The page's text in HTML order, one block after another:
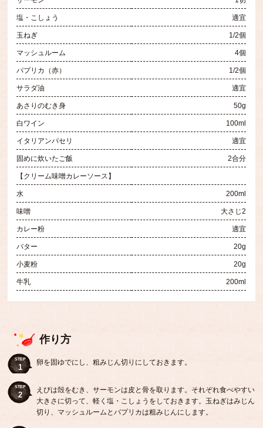
塩・こしょう 適宜
玉ねぎ 1/2個
マッシュルーム 4個
パプリカ（赤） 1/2個
サラダ油 適宜
あさりのむき身 50g
白ワイン 100ml
イタリアンパセリ 適宜
固めに炊いたご飯 2合分
【クリーム味噌カレーソース】
水 200ml
味噌 大さじ2
カレー粉 適宜
バター 20g
小麦粉 20g
牛乳 200ml
作り方
STEP
1
卵を固ゆでにし、粗みじん切りにしておきます。
STEP
2
えびは殻をむき、サーモンは皮と骨を取ります。それぞれ食べやすい
大きさに切って、軽く塩・こしょうをしておきます。玉ねぎはみじん
切り、マッシュルームとパプリカは粗みじんにします。